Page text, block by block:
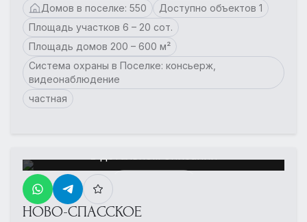
Домов в поселке: 550
Доступно объектов 1
Площадь участков 6 – 20 сот.
Площадь домов 200 – 600 м²
Система охраны в Поселке: консьерж,
видеонаблюдение
частная
в детальном описании
НОВО-СПАССКОЕ